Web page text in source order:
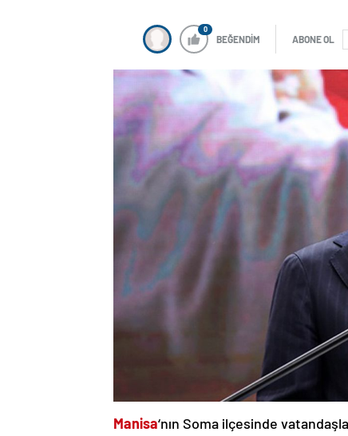
0
BEĞENDİM ABONE OL
Manisa‘nın Soma ilçesinde